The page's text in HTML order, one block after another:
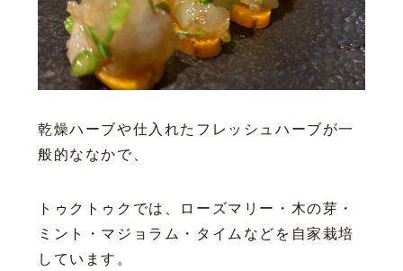
乾燥ハーブや仕入れたフレッシュハーブが一
般的ななかで、
トゥクトゥクでは、ローズマリー・木の芽・
ミント・マジョラム・タイムなどを自家栽培
しています。